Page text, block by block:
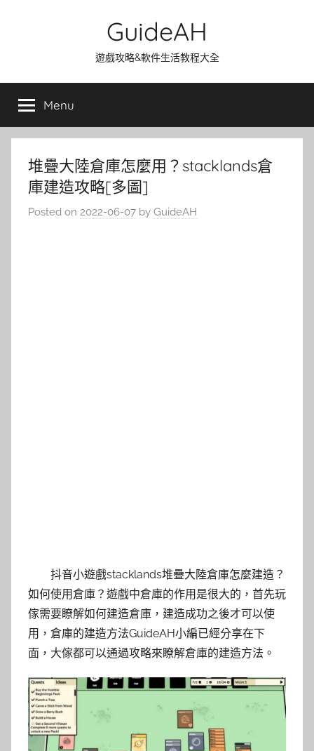
GuideAH
遊戲攻略&軟件生活教程大全
Menu
堆疊大陸倉庫怎麼用？stacklands倉
庫建造攻略[多圖]
Posted on 2022-06-07 by GuideAH
抖音小遊戲stacklands堆疊大陸倉庫怎麼建造？
如何使用倉庫？遊戲中倉庫的作用是很大的，首先玩
傢需要瞭解如何建造倉庫，建造成功之後才可以使
用，倉庫的建造方法GuideAH小編已經分享在下
面，大傢都可以通過攻略來瞭解倉庫的建造方法。